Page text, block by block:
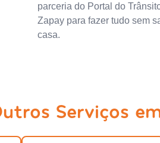
parceria do Portal do
Zapay para fazer tudo sem
casa.
Serviços